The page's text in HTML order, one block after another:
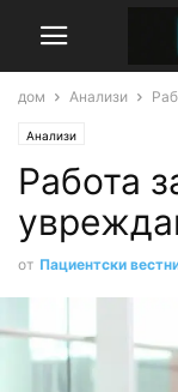
дом Анализи
Анализи
Работа
от Пациентски